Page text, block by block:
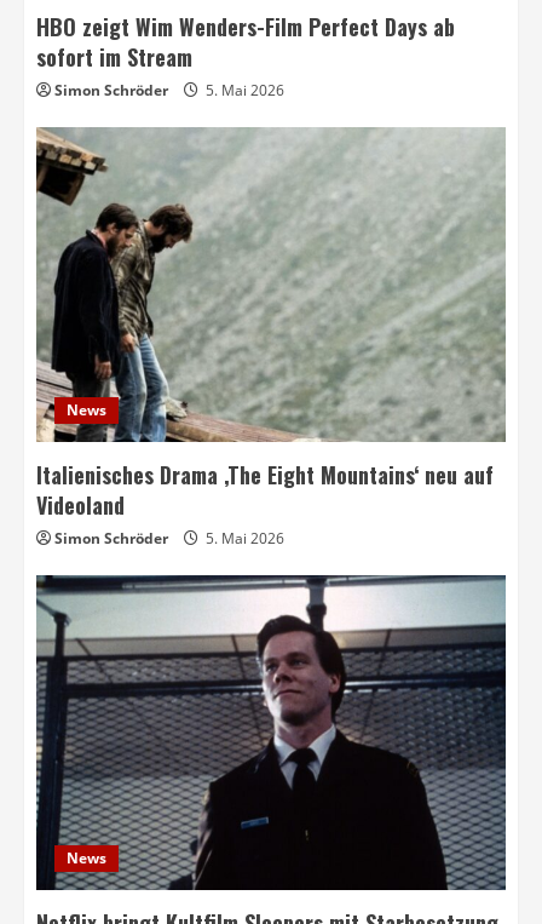
HBO zeigt Wim Wenders-Film Perfect Days ab
sofort im Stream
Simon Schröder 5. Mai 2026
News
Italienisches Drama ‚The Eight Mountains‘ neu auf
Videoland
Simon Schröder 5. Mai 2026
News